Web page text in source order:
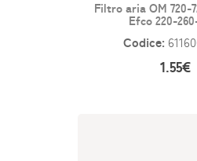
Filtro aria OM 720-
Efco 220-
Codice:
1.55€